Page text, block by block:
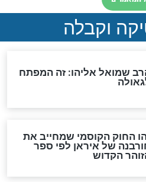
לחשב את הקץ?
בימות המשיח?